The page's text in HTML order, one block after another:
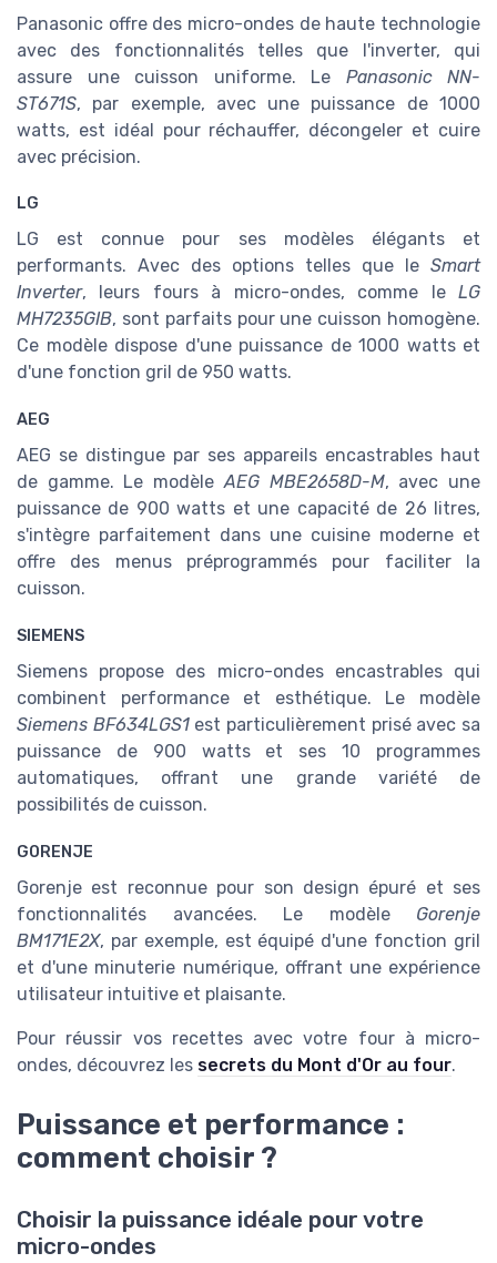
Panasonic offre des micro-ondes de haute technologie
avec des fonctionnalités telles que l'inverter, qui
assure une cuisson uniforme. Le Panasonic NN-
ST671S, par exemple, avec une puissance de 1000
watts, est idéal pour réchauffer, décongeler et cuire
avec précision.
LG
LG est connue pour ses modèles élégants et
performants. Avec des options telles que le Smart
Inverter, leurs fours à micro-ondes, comme le LG
MH7235GIB, sont parfaits pour une cuisson homogène.
Ce modèle dispose d'une puissance de 1000 watts et
d'une fonction gril de 950 watts.
AEG
AEG se distingue par ses appareils encastrables haut
de gamme. Le modèleAEG MBE2658D-M, avec une
puissance de 900 watts et une capacité de 26 litres,
s'intègre parfaitement dans une cuisine moderne et
offre des menus préprogrammés pour faciliter la
cuisson.
SIEMENS
Siemens propose des micro-ondes encastrables qui
combinent performance et esthétique. Le modèle
Siemens BF634LGS1est particulièrement prisé avec sa
puissance de 900 watts et ses 10 programmes
automatiques, offrant une grande variété de
possibilités de cuisson.
GORENJE
Gorenje est reconnue pour son design épuré et ses
fonctionnalités avancées. Le modèle Gorenje
BM171E2X, par exemple, est équipé d'une fonction gril
et d'une minuterie numérique, offrant une expérience
utilisateur intuitive et plaisante.
Pour réussir vos recettes avec votre four à micro-
ondes, découvrez les secrets du Mont d'Or au four.
Puissance et performance :
comment choisir ?
Choisir la puissance idéale pour votre
micro-ondes